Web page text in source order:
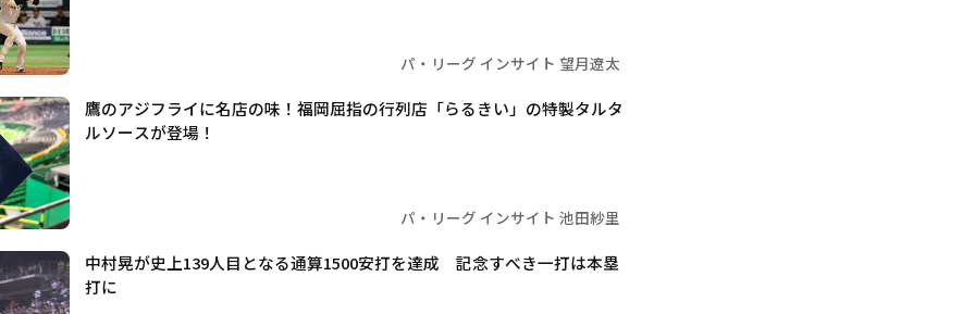
パ・リーグ インサイト 望月遼太
鷹のアジフライに名店の味！福岡屈指の行列店「らるきい」の特製タルタ
ルソースが登場！
パ・リーグ インサイト 池田紗里
中村晃が史上139人目となる通算1500安打を達成 記念すべき一打は本塁
打に